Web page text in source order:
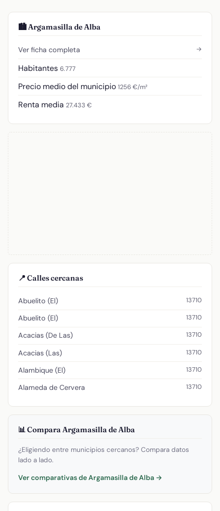
🏙️ Argamasilla de Alba
Ver ficha completa →
Habitantes 6.777
Precio medio del municipio 1256 €/m²
Renta media 27.433 €
📍 Calles cercanas
Abuelito (El) 13710
Abuelito (El) 13710
Acacias (De Las) 13710
Acacias (Las) 13710
Alambique (El) 13710
Alameda de Cervera 13710
📊 Compara Argamasilla de Alba
¿Eligiendo entre municipios cercanos? Compara datos
lado a lado.
Ver comparativas de Argamasilla de Alba →